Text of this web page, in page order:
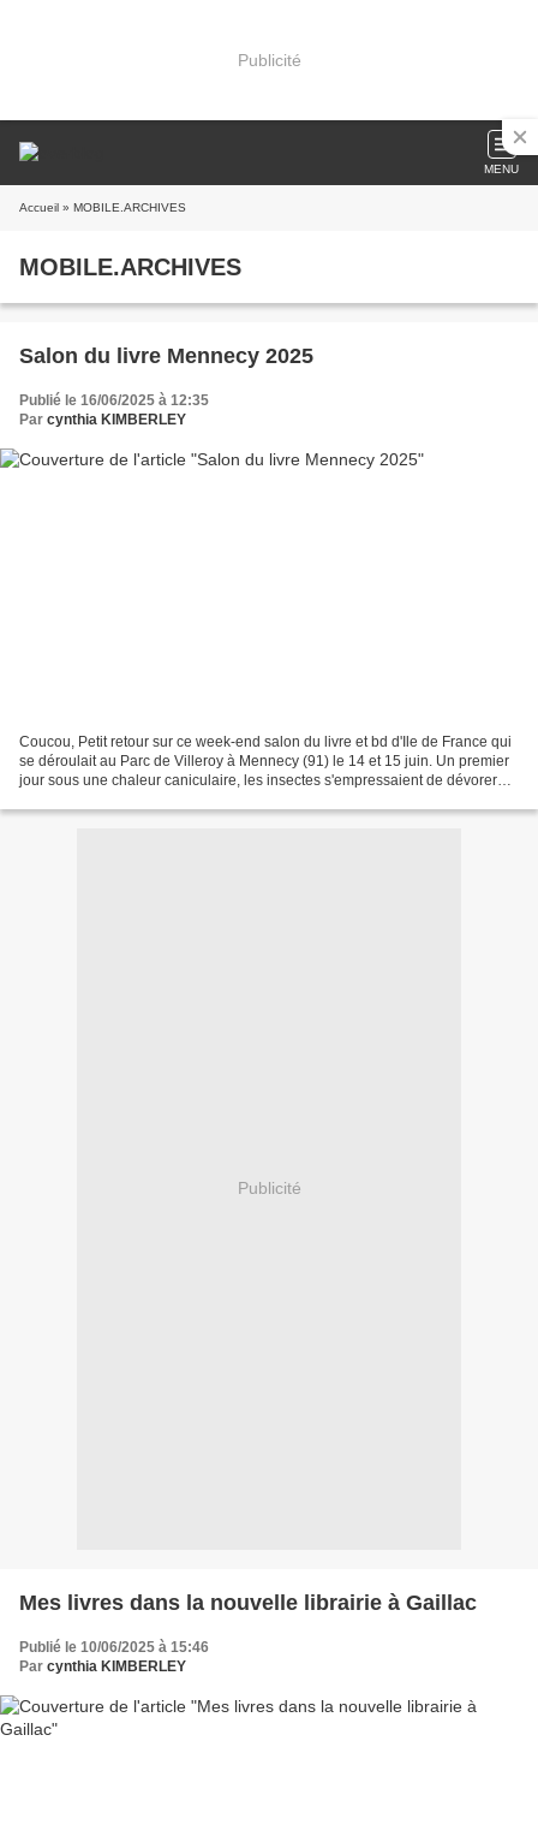
Publicité
MENU
Accueil » MOBILE.ARCHIVES
MOBILE.ARCHIVES
Salon du livre Mennecy 2025
Publié le 16/06/2025 à 12:35
Par cynthia KIMBERLEY
Coucou, Petit retour sur ce week-end salon du livre et bd d'Ile de France qui
se déroulait au Parc de Villeroy à Mennecy (91) le 14 et 15 juin. Un premier
jour sous une chaleur caniculaire, les insectes s'empressaient de dévorer
Publicité
Mes livres dans la nouvelle librairie à Gaillac
Publié le 10/06/2025 à 15:46
Par cynthia KIMBERLEY